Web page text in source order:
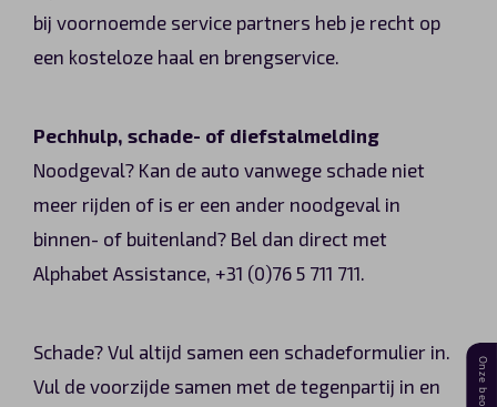
bij voornoemde service partners heb je recht op
een kosteloze haal en brengservice.
Pechhulp, schade- of diefstalmelding
Noodgeval? Kan de auto vanwege schade niet
meer rijden of is er een ander noodgeval in
binnen- of buitenland? Bel dan direct met
Alphabet Assistance, +31 (0)76 5 711 711.
Schade? Vul altijd samen een schadeformulier in.
Vul de voorzijde samen met de tegenpartij in en